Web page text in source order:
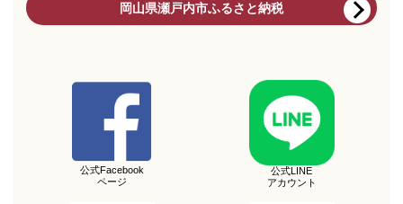
岡山県瀬戸内市ふるさと納税
公式Facebook
ページ
公式LINE
アカウント